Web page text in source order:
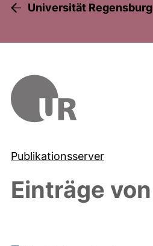
Universität Regensburg
Publikationsserver
Einträge von